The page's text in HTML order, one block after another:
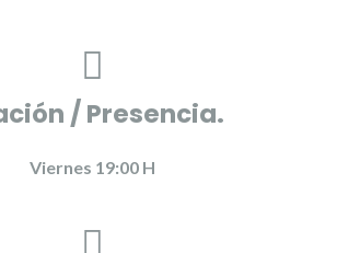
/ Presencia.
Viernes 19:00 H